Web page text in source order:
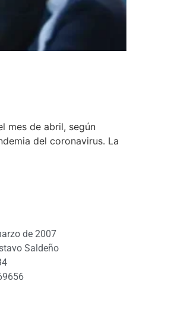
mes de abril, según
del coronavirus. La
de 2007
Saldeño